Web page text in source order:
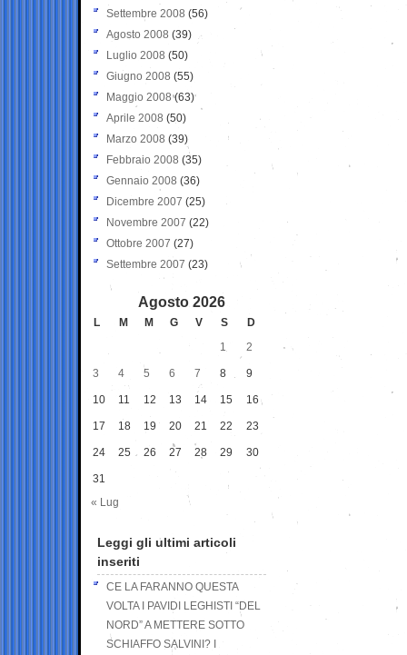
Settembre 2008 (56)
Agosto 2008 (39)
Luglio 2008 (50)
Giugno 2008 (55)
Maggio 2008(63)
Aprile 2008 (50)
Marzo 2008 (39)
Febbraio 2008 (35)
Gennaio 2008 (36)
Dicembre 2007 (25)
Novembre 2007 (22)
Ottobre 2007 (27)
Settembre 2007 (23)
Agosto 2026
L M M G V S
D
1
2
3 4 5 6 7 8 9
10 11 12 13 14 15 16
17 18 19 20 21 22 23
24 25 26 27 28 29 30
31
« Lug
Leggi gli ultimi articoli
inseriti
CE LA FARANNO QUESTA
VOLTA I PAVIDI LEGHISTI “DEL
NORD” A METTERE SOTTO
SCHIAFFO SALVINI? I